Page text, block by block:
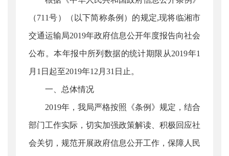
（711号）（以下简称条例）的规定,现将临湘市
交通运输局2019年政府信息公开年度报告向社会
公布。本年报中所列数据的统计期限从2019年1
月1日起至2019年12月31日止。
一、总体情况
2019年，我局严格按照《条例》规定，结合
部门工作实际，切实加强政策解读、积极回应社
会关切，规范开展政府信息公开工作，保障人民